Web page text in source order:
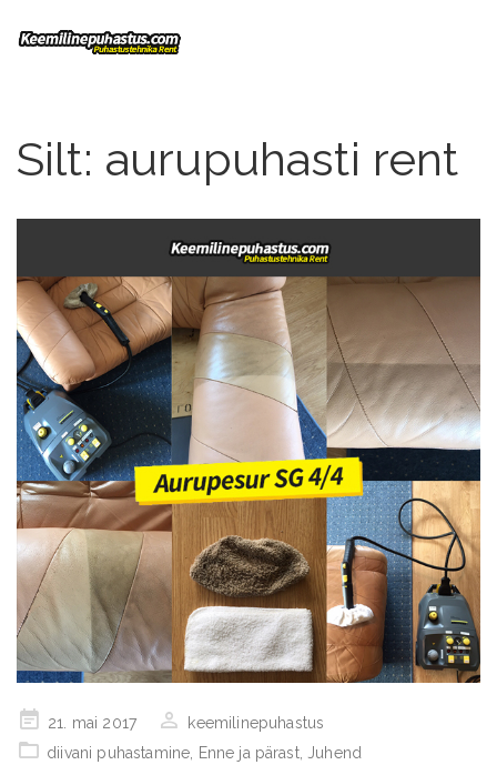
Silt: aurupuhasti rent
Posted
on
21. mai 2017
keemilinepuhastus
diivani puhastamine, Enne ja pärast,Juhend